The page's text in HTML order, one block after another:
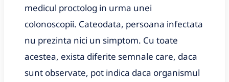
medicul proctolog in urma unei
colonoscopii. Cateodata, persoana infectata
nu prezinta nici un simptom. Cu toate
acestea, exista diferite semnale care, daca
sunt observate, pot indica daca organismul